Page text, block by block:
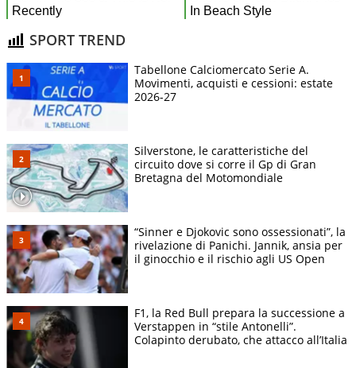
SPORT TREND
Tabellone Calciomercato Serie A.
Movimenti, acquisti e cessioni: estate
2026-27
Silverstone, le caratteristiche del
circuito dove si corre il Gp di Gran
Bretagna del Motomondiale
“Sinner e Djokovic sono ossessionati”, la
rivelazione di Panichi. Jannik, ansia per
il ginocchio e il rischio agli US Open
F1, la Red Bull prepara la successione a
Verstappen in “stile Antonelli”.
Colapinto derubato, che attacco all’Italia